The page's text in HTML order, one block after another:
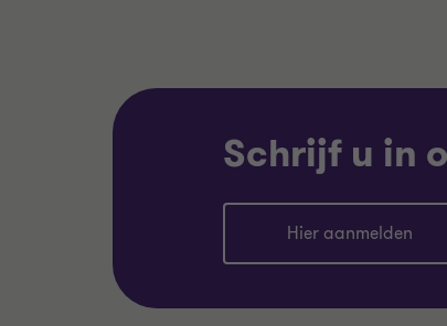
Schrijf u in
Hier aanmelden